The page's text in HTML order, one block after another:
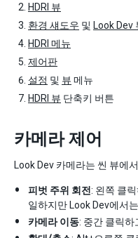
HDRI 뷰
환경 섀도우 및 Look Dev
HDRI 메뉴
제어판
설정 및 뷰 메뉴
HDRI 뷰 단축키 버튼
카메라 제어
Look Dev 카메라는 씬 뷰에
피벗 주위 회전: 왼쪽 클
일하지만 Look Dev에서
카메라 이동: 중간 클릭하